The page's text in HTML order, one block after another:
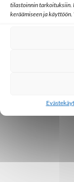
tilastoinnin tarkoituksiin.
keräämiseen ja käyttöön.